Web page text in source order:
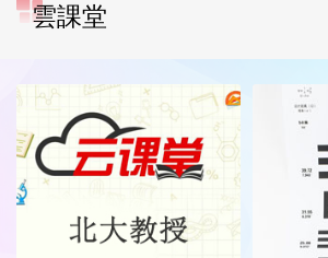
雲課堂